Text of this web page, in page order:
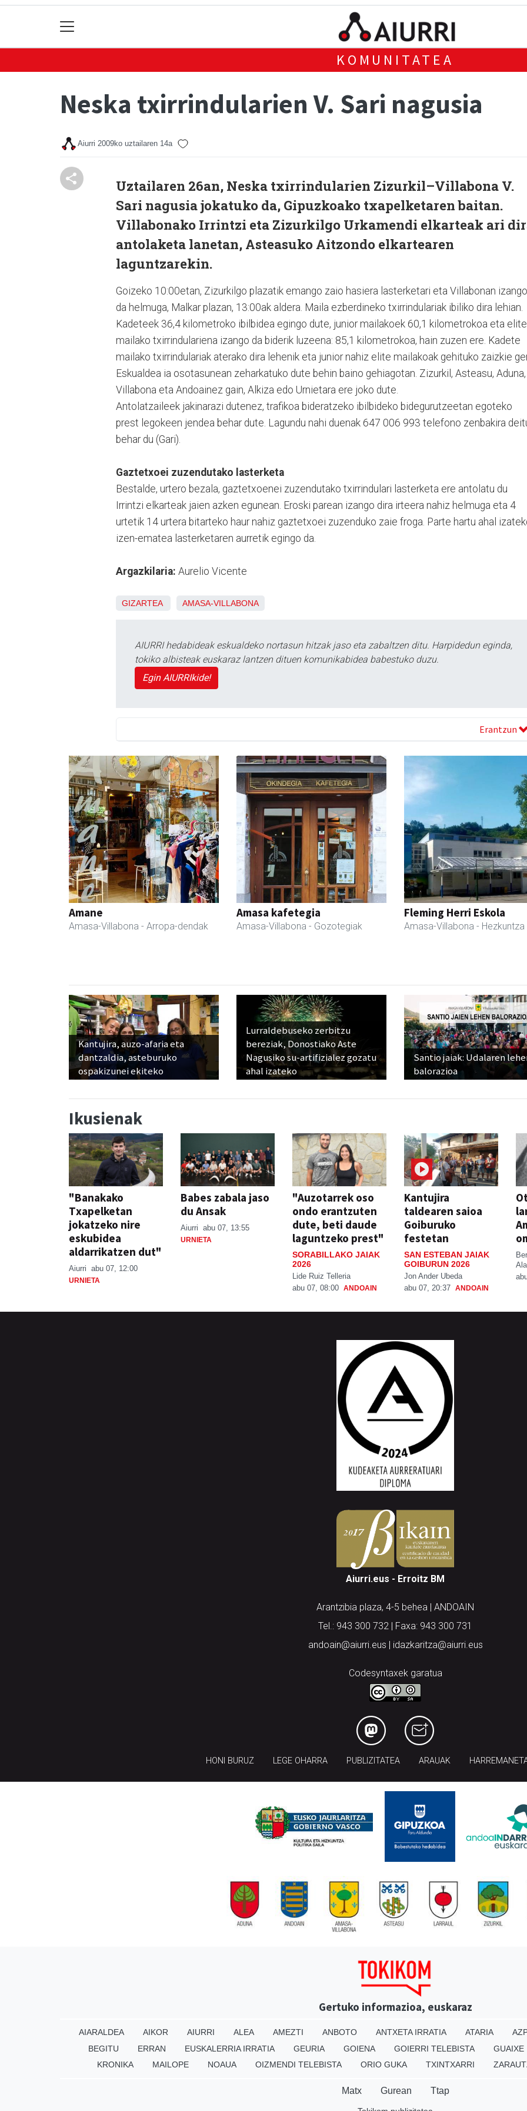
KOMUNITATEA
Neska txirrindularien V. Sari nagusia
Aiurri 2009ko uztailaren 14a
Uztailaren 26an, Neska txirrindularien Zizurkil–Villabona V.
Sari nagusia jokatuko da, Gipuzkoako txapelketaren baitan.
Villabonako Irrintzi eta Zizurkilgo Urkamendi elkarteak ari
antolaketa lanetan, Asteasuko Aitzondo elkartearen
laguntzarekin.
Goizeko 10:00etan, Zizurkilgo plazatik emango zaio hasiera lasterketari eta Villabonan izango
da helmuga, Malkar plazan, 13:00ak aldera. Maila ezberdineko txirrindulariak ibiliko dira lehian.
Kadeteek 36,4 kilometroko ibilbidea egingo dute, junior mailakoek 60,1 kilometrokoa eta elite
mailako txirrindulariena izango da biderik luzeena: 85,1 kilometrokoa, hain zuzen ere. Kadete
mailako txirrindulariak aterako dira lehenik eta junior nahiz elite mailakoak gehituko zaizkie
Eskualdea ia osotasunean zeharkatuko dute behin baino gehiagotan. Zizurkil, Asteasu, Aduna,
Villabona eta Andoainez gain, Alkiza edo Urnietara ere joko dute.
Antolatzaileek jakinarazi dutenez, trafikoa bideratzeko ibilbideko bidegurutzeetan egoteko
prest legokeen jendea behar dute. Lagundu nahi duenak 647 006 993 telefono zenbakira
behar du (Gari).
Gaztetxoei zuzendutako lasterketa
Bestalde, urtero bezala, gaztetxoenei zuzendutako txirrindulari lasterketa ere antolatu du
Irrintzi elkarteak jaien azken egunean. Eroski parean izango dira irteera nahiz helmuga eta 4
urtetik 14 urtera bitarteko haur nahiz gaztetxoei zuzenduko zaie froga. Parte hartu ahal
izen-ematea lasterketaren aurretik egingo da.
Argazkilaria: Aurelio Vicente
GIZARTEA AMASA-VILLABONA
AIURRI hedabideak eskualdeko nortasun hitzak jaso eta zabaltzen ditu. Harpidedun eginda,
tokiko albisteak euskaraz lantzen dituen komunikabidea babestuko duzu.
Egin AIURRIkide!
Erantzun
Amane
Amasa-Villabona - Arropa-dendak
Amasa kafetegia
Amasa-Villabona - Gozotegiak
Fleming Herri Eskola
Amasa-Villabona - Hezkuntza
Kantujira, auzo-afaria eta
dantzaldia, asteburuko
ospakizunei ekiteko
Lurraldebuseko zerbitzu
bereziak, Donostiako Aste
Nagusiko su-artifizialez gozatu
ahal izateko
Santio jaiak: Udalaren
balorazioa
Ikusienak
"Banakako
Txapelketan
jokatzeko nire
eskubidea
aldarrikatzen dut"
Aiurri abu 07, 12:00
URNIETA
Babes zabala jaso
du Ansak
Aiurri abu 07, 13:55
URNIETA
"Auzotarrek oso
ondo erantzuten
dute, beti daude
laguntzeko prest"
SORABILLAKO JAIAK
2026
Lide Ruiz Telleria
abu 07, 08:00 ANDOAIN
Kantujira
taldearen saioa
Goiburuko
festetan
SAN ESTEBAN JAIAK
GOIBURUN 2026
Jon Ander Ubeda
abu 07, 20:37 ANDOAIN
Aiurri.eus - Erroitz BM
Arantzibia plaza, 4-5 behea | ANDOAIN
Tel.: 943 300 732 | Faxa: 943 300 731
andoain@aiurri.eus | idazkaritza@aiurri.eus
Codesyntaxek garatua
HONI BURUZ LEGE OHARRA PUBLIZITATEA ARAUAK
Gertuko informazioa, euskaraz
AIARALDEA AIKOR AIURRI ALEA AMEZTI ANBOTO ANTXETA IRRATIA ATARIA
BEGITU
ERRAN EUSKALERRIA IRRATIA GEURIA GOIENA GOIERRI TELEBISTA GUAIXE
KRONIKA
MAILOPE NOAUA OIZMENDI TELEBISTA ORIO GUKA TXINTXARRI
Matx Gurean Ttap